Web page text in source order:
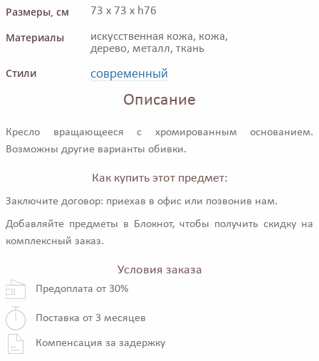
Размеры, см
73 x 73 x h76
Материалы
искусственная кожа, кожа,
дерево, металл, ткань
Стили современный
Описание
Кресло вращающееся с хромированным основанием.
Возможны другие варианты обивки.
Как купить этот предмет:
Заключите договор: приехав в офис или позвонив нам.
Добавляйте предметы в Блокнот, чтобы получить скидку на
комплексный заказ.
Условия заказа
Предоплата от 30%
Поставка от 3 месяцев
Компенсация за задержку